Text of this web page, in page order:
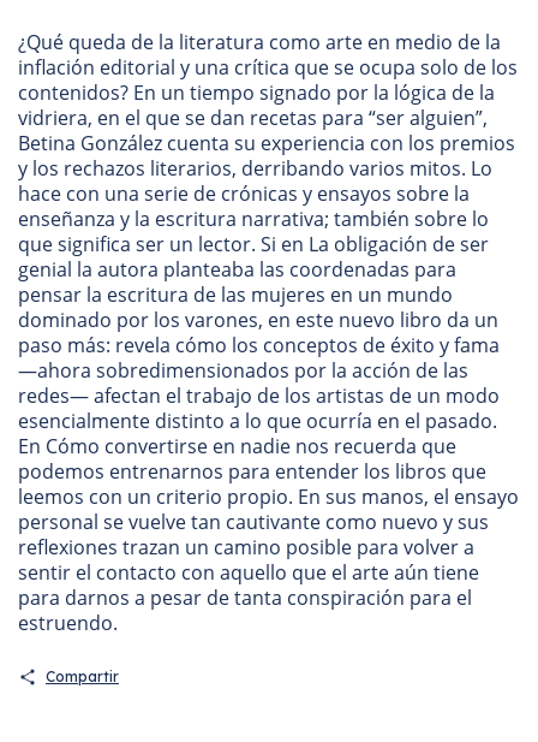
¿Qué queda de la literatura como arte en medio de la
inflación editorial y una crítica que se ocupa solo de los
contenidos? En un tiempo signado por la lógica de la
vidriera, en el que se dan recetas para “ser alguien”,
Betina González cuenta su experiencia con los premios
y los rechazos literarios, derribando varios mitos. Lo
hace con una serie de crónicas y ensayos sobre la
enseñanza y la escritura narrativa; también sobre lo
que significa ser un lector. Si en La obligación de ser
genial la autora planteaba las coordenadas para
pensar la escritura de las mujeres en un mundo
dominado por los varones, en este nuevo libro da un
paso más: revela cómo los conceptos de éxito y fama
—ahora sobredimensionados por la acción de las
redes— afectan el trabajo de los artistas de un modo
esencialmente distinto a lo que ocurría en el pasado.
En Cómo convertirse en nadie nos recuerda que
podemos entrenarnos para entender los libros que
leemos con un criterio propio. En sus manos, el ensayo
personal se vuelve tan cautivante como nuevo y sus
reflexiones trazan un camino posible para volver a
sentir el contacto con aquello que el arte aún tiene
para darnos a pesar de tanta conspiración para el
estruendo.
Compartir